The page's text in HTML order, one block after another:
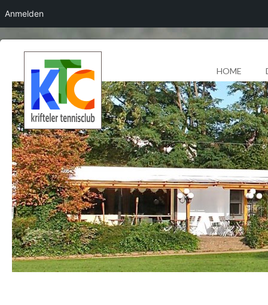
HOME
Anmelden